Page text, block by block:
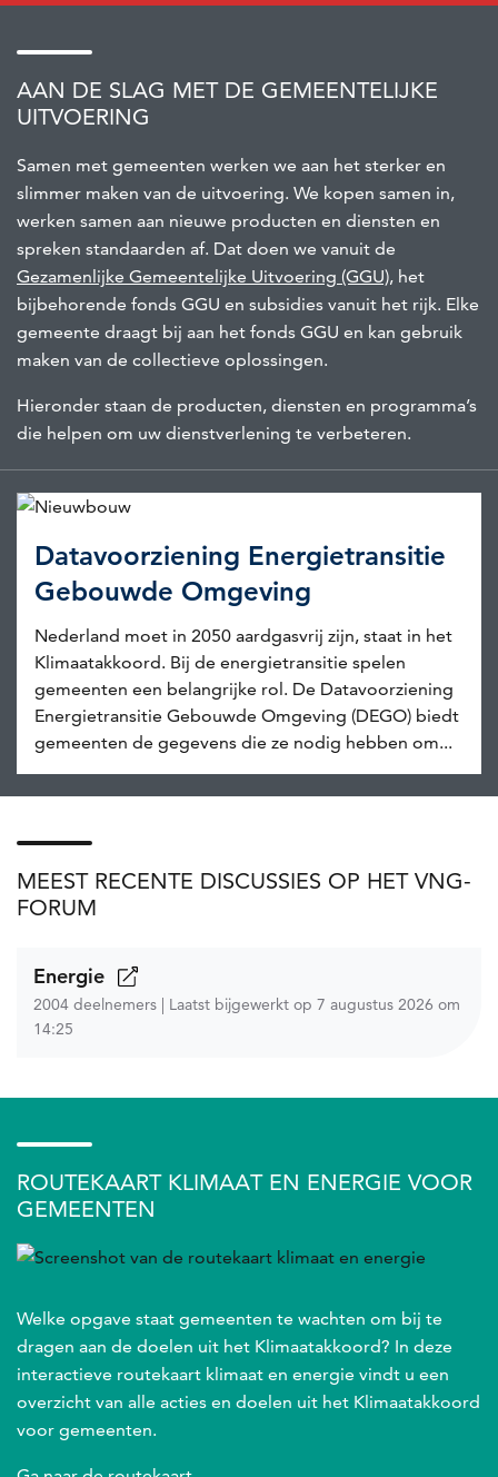
AAN DE SLAG MET DE GEMEENTELIJKE
UITVOERING
Samen met gemeenten werken we aan het sterker en
slimmer maken van de uitvoering. We kopen samen in,
werken samen aan nieuwe producten en diensten en
spreken standaarden af. Dat doen we vanuit de
Gezamenlijke Gemeentelijke Uitvoering (GGU), het
bijbehorende fonds GGU en subsidies vanuit het rijk. Elke
gemeente draagt bij aan het fonds GGU en kan gebruik
maken van de collectieve oplossingen.
Hieronder staan de producten, diensten en programma’s
die helpen om uw dienstverlening te verbeteren.
Datavoorziening Energietransitie
Gebouwde Omgeving
Nederland moet in 2050 aardgasvrij zijn, staat in het
Klimaatakkoord. Bij de energietransitie spelen
gemeenten een belangrijke rol. De Datavoorziening
Energietransitie Gebouwde Omgeving (DEGO) biedt
gemeenten de gegevens die ze nodig hebben om...
MEEST RECENTE DISCUSSIES OP HET VNG-
FORUM
Energie
2004 deelnemers | Laatst bijgewerkt op 7 augustus 2026 om
14:25
ROUTEKAART KLIMAAT EN ENERGIE VOOR
GEMEENTEN
Welke opgave staat gemeenten te wachten om bij te
dragen aan de doelen uit het Klimaatakkoord? In deze
interactieve routekaart klimaat en energie vindt u een
overzicht van alle acties en doelen uit het Klimaatakkoord
voor gemeenten.